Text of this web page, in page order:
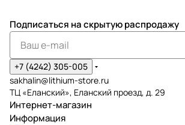
Подписаться на скрытую распродажу
+7 (4242) 305-005
sakhalin@lithium-store.ru
ТЦ «Еланский», Еланский проезд, д. 29
Интернет-магазин
Информация